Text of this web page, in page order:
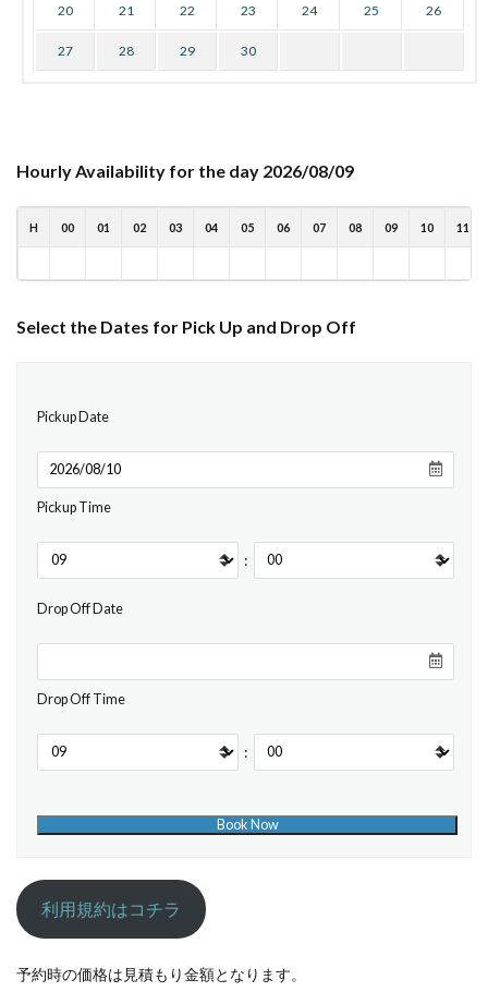
20 21 22 23 24 25 26
27 28 29 30
Hourly Availability for the day 2026/08/09
H 00 01 02 03 04 05 06 07 08 09 10 11
Select the Dates for Pick Up and Drop Off
Pickup Date
Pickup Time
:
Drop Off Date
Drop Off Time
:
利用規約はコチラ
予約時の価格は見積もり金額となります。